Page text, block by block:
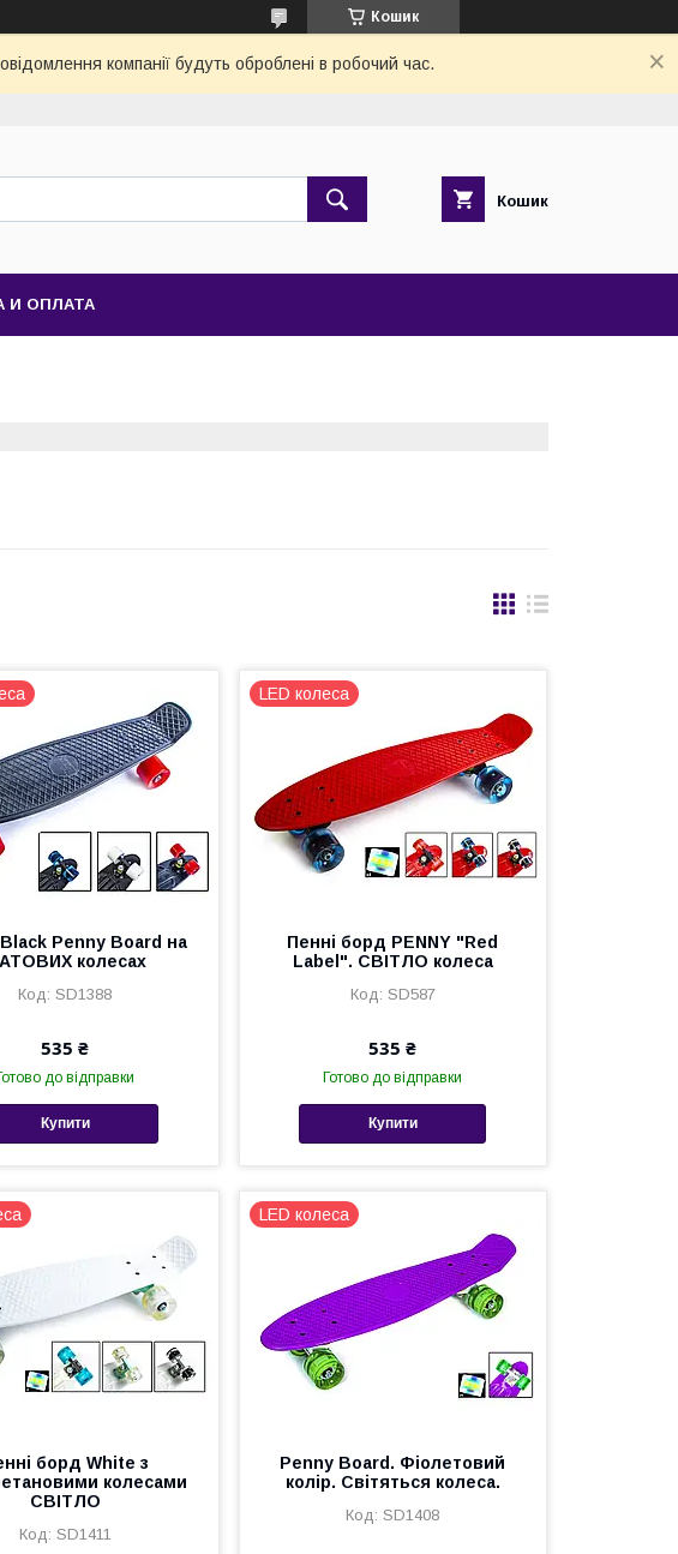
Кошик
компанії будуть оброблені в робочий час.
Кошик
И ОПЛАТА
Penny Board на
колесах
SD1388
535 ₴
до відправки
Купити
LED колеса
Пенні борд PENNY "Red
Label". СВІТЛО колеса
SD587
535 ₴
Готово до відправки
Купити
борд White з
колесами
СВІТЛО
SD1411
LED колеса
Penny Board. Фіолетовий
колір. Світяться колеса.
SD1408